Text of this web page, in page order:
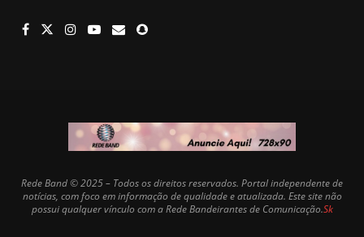
Rede Band © 2025 – Todos os direitos reservados. Portal independente de
notícias, com foco em informação de qualidade e atualizada. Este site não
possui qualquer vínculo com a Rede Bandeirantes de Comunicação.Sk